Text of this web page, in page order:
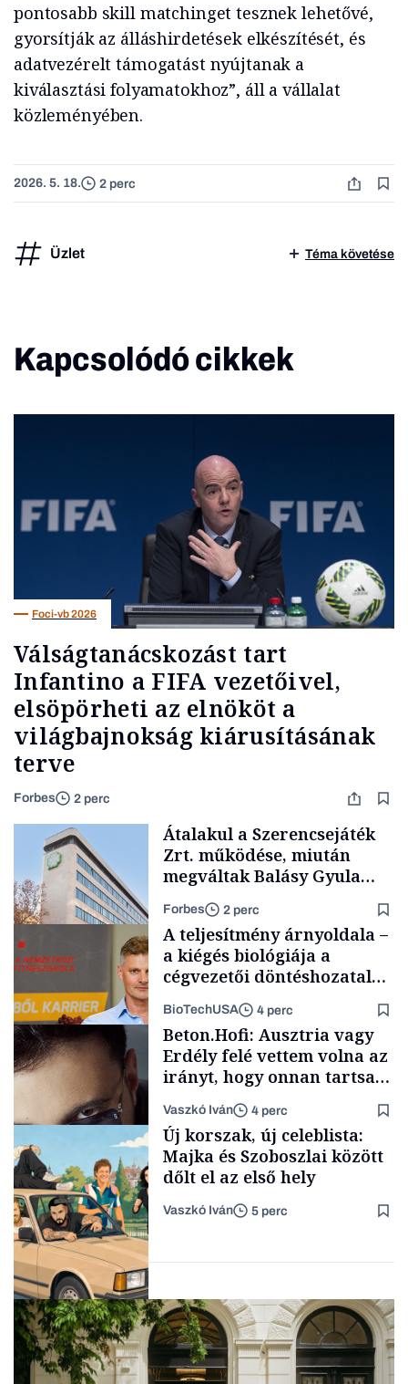
pontosabb skill matchinget tesznek lehetővé,
gyorsítják az álláshirdetések elkészítését, és
adatvezérelt támogatást nyújtanak a
kiválasztási folyamatokhoz”, áll a vállalat
közleményében.
2026. 5. 18. 2 perc
Üzlet Téma követése
Kapcsolódó cikkek
Foci-vb 2026
Válságtanácskozást tart
Infantino a FIFA vezetőivel,
elsöpörheti az elnököt a
világbajnokság kiárusításának
terve
Forbes 2 perc
Társadalom
Átalakul a Szerencsejáték
Zrt. működése, miután
megváltak Balásy Gyula
cégétől
Forbes 2 perc
Content Lab HUB
A teljesítmény árnyoldala –
a kiégés biológiája a
cégvezetői döntéshozatal
BioTechUSA 4 perc
Forbes-sztori
Beton.Hofi: Ausztria vagy
Erdély felé vettem volna az
irányt, hogy onnan tartsam
lélegeztetőgépen a magyar
zenét
Vaszkó Iván 4 perc
Lista
Új korszak, új celeblista:
Majka és Szoboszlai között
dőlt el az első hely
Vaszkó Iván 5 perc